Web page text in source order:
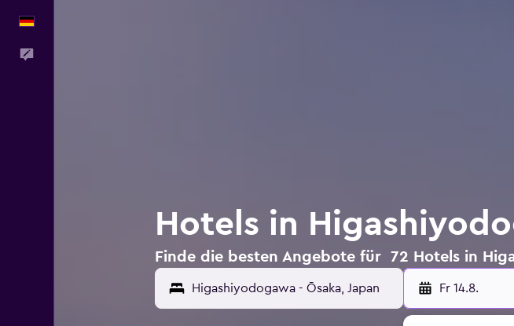
Hotels in
Finde die besten Angebote für 72 Hotels in
Fr 14.8.